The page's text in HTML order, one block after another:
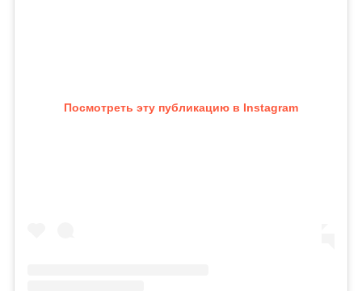
Посмотреть эту публикацию в Instagram